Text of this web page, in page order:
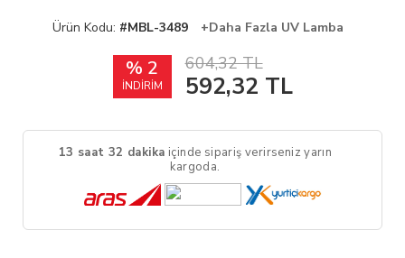
Ürün Kodu: #MBL-3489 +Daha Fazla UV Lamba
% 2
İNDİRİM
604,32 TL
592,32 TL
13 saat 32 dakika içinde sipariş verirseniz yarın
kargoda.